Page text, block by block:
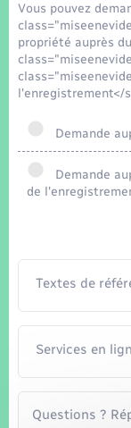
Seniors
Transports
Voirie et
Vous pouvez
propriété auprès
l'enregistrement</
Demande
Demande
de
Textes de
Services en
Questions ?